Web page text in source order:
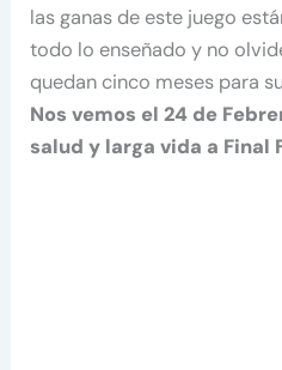
las ganas de este juego
todo lo enseñado y no
quedan cinco meses para
Nos vemos el 24 de
salud y larga vida a Final